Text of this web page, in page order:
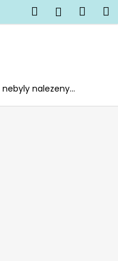
Hledat
nebyly nalezeny...